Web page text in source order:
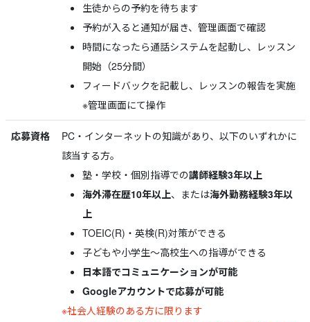
生徒からの予約を待ちます
予約が入ると通知が届き、管理画面で確認
時間になったら通話システムを起動し、レッスン
開始（25分間）
フィードバックを記載し、レッスンの報告を実施
※管理画面にて操作
応募資格
PC・インターネットの知識があり、以下のいずれかに
該当する方。
塾・学校・個別指導での講師経験3年以上
海外滞在歴10年以上、または海外勤務経験3年以
上
TOEIC(R)・英検(R)対策ができる
子どもや小学生～高校生への指導ができる
日本語でコミュニケーションが可能
Googleアカウントで応募が可能
※社会人経験のある方に限ります